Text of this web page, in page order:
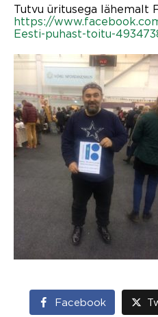
Tutvu üritusega lähemalt
https://
Eesti-puhast-toitu-
Facebook